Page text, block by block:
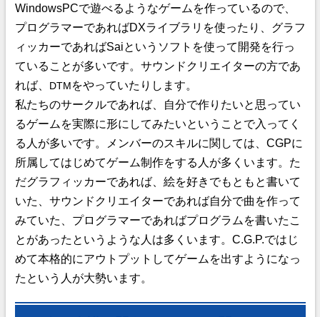
WindowsPCで遊べるようなゲームを作っているので、
プログラマーであればDXライブラリを使ったり、グラフ
ィッカーであればSaiというソフトを使って開発を行っ
ていることが多いです。サウンドクリエイターの方であ
れば、
DTMをやっていたりします。
私たちのサークルであれば、自分で作りたいと思ってい
るゲームを実際に形にしてみたいということで入ってく
る人が多いです。メンバーのスキルに関しては、CGPに
所属してはじめてゲーム制作をする人が多くいます。た
だグラフィッカーであれば、絵を好きでもともと書いて
いた、サウンドクリエイターであれば自分で曲を作って
みていた、プログラマーであればプログラムを書いたこ
とがあったというような人は多くいます。C.G.P.ではじ
めて本格的にアウトプットしてゲームを出すようになっ
たという人が大勢います。